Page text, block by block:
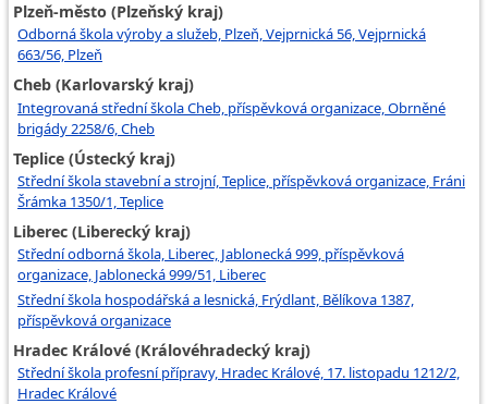
Plzeň-město (Plzeňský kraj)
Odborná škola výroby a služeb, Plzeň, Vejprnická 56, Vejprnická
663/56, Plzeň
Cheb (Karlovarský kraj)
Integrovaná střední škola Cheb, příspěvková organizace, Obrněné
brigády 2258/6, Cheb
Teplice (Ústecký kraj)
Střední škola stavební a strojní, Teplice, příspěvková organizace, Fráni
Šrámka 1350/1, Teplice
Liberec (Liberecký kraj)
Střední odborná škola, Liberec, Jablonecká 999, příspěvková
organizace, Jablonecká 999/51, Liberec
Střední škola hospodářská a lesnická, Frýdlant, Bělíkova 1387,
příspěvková organizace
Hradec Králové (Královéhradecký kraj)
Střední škola profesní přípravy, Hradec Králové, 17. listopadu 1212/2,
Hradec Králové